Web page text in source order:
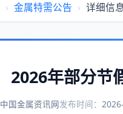
› 金属特需公告 › 详细信
2026年部分节
中国金属资讯网发布时间：